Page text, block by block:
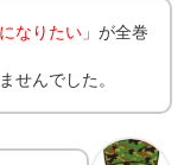
なりたい」が全巻
せんでした。